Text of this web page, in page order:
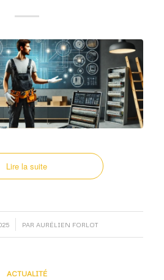
Lire la suite
PAR AURÉLIEN FORLOT
ACTUALITÉ